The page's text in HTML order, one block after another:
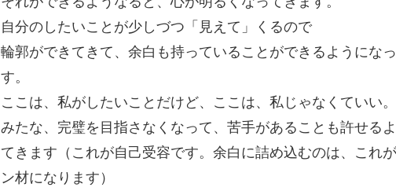
自分のしたいことが少しづつ「見えて」くるので
輪郭ができてきて、余白も持っていることができるようにな
す。
ここは、私がしたいことだけど、ここは、私じゃなくていい。
みたな、完璧を目指さなくなって、苦手があることも許せる
てきます（これが自己受容です。余白に詰め込むのは、これ
ン材になります）